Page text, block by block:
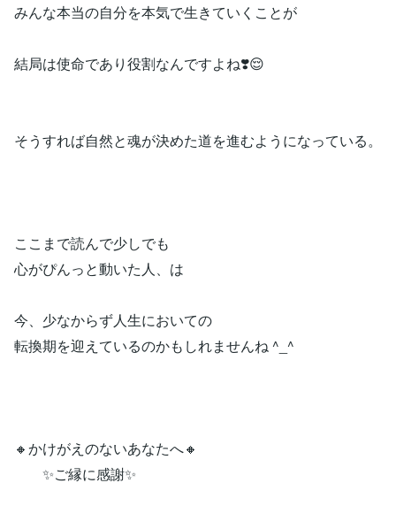
みんな本当の自分を本気で生きていくことが
結局は使命であり役割なんですよね❣️😌
そうすれば自然と魂が決めた道を進むようになっている。
ここまで読んで少しでも
心がぴんっと動いた人、は
今、少なからず人生においての
転換期を迎えているのかもしれませんね ^_^
🔸かけがえのないあなたへ🔸
✨ご縁に感謝✨